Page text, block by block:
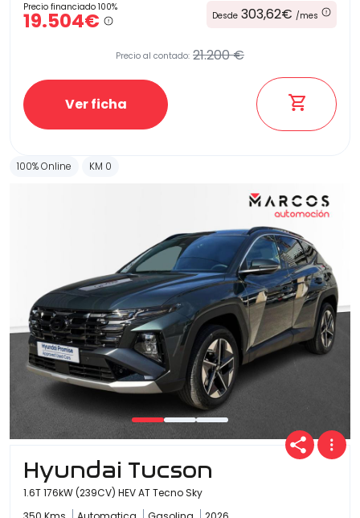
Precio financiado 100%
19.504€ Desde 303,62€ /mes
Precio al contado: 21.200 €
Ver ficha
100% Online KM 0
Hyundai Tucson
1.6T 176kW (239CV) HEV AT Tecno Sky